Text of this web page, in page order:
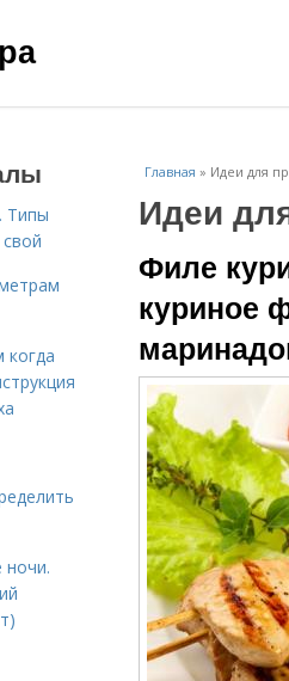
Главная » Идеи для
Идеи
Филе
куриное
Типы
когда
ночи.